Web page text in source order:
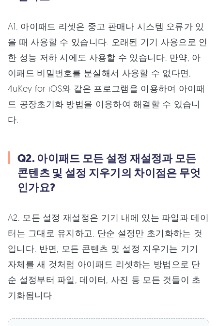
A1. 아이패드 리셋은 중고 판매나 시스템 오류가 있
을 때 사용할 수 있습니다. 오래된 기기 사용으로 인
한 성능 저하 시에도 사용할 수 있습니다. 만약, 아
이패드 비밀번호를 분실해서 사용할 수 없다면,
4uKey for iOS와 같은 프로그램을 이용하여 아이패
드 공장초기화 방법을 이용하여 해결할 수 있습니
다.
Q2. 아이패드 모든 설정 재설정과 모든
콘텐츠 및 설정 지우기의 차이점은 무엇
인가요?
A2. 모든 설정 재설정은 기기 내에 있는 파일과 데이
터는 그대로 유지하고, 단순 설정만 초기화하는 것
입니다. 반면, 모든 콘텐츠 및 설정 지우기는 기기
자체를 새 것처럼 아이패드 리셋하는 방법으로 단
순 설정부터 파일, 데이터, 사진 등 모든 것들이 초
기화됩니다.